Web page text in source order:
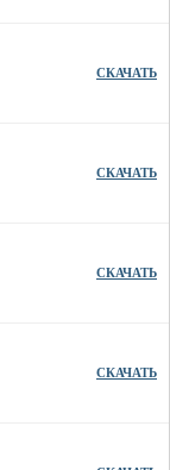
СКАЧАТЬ
СКАЧАТЬ
СКАЧАТЬ
СКАЧАТЬ